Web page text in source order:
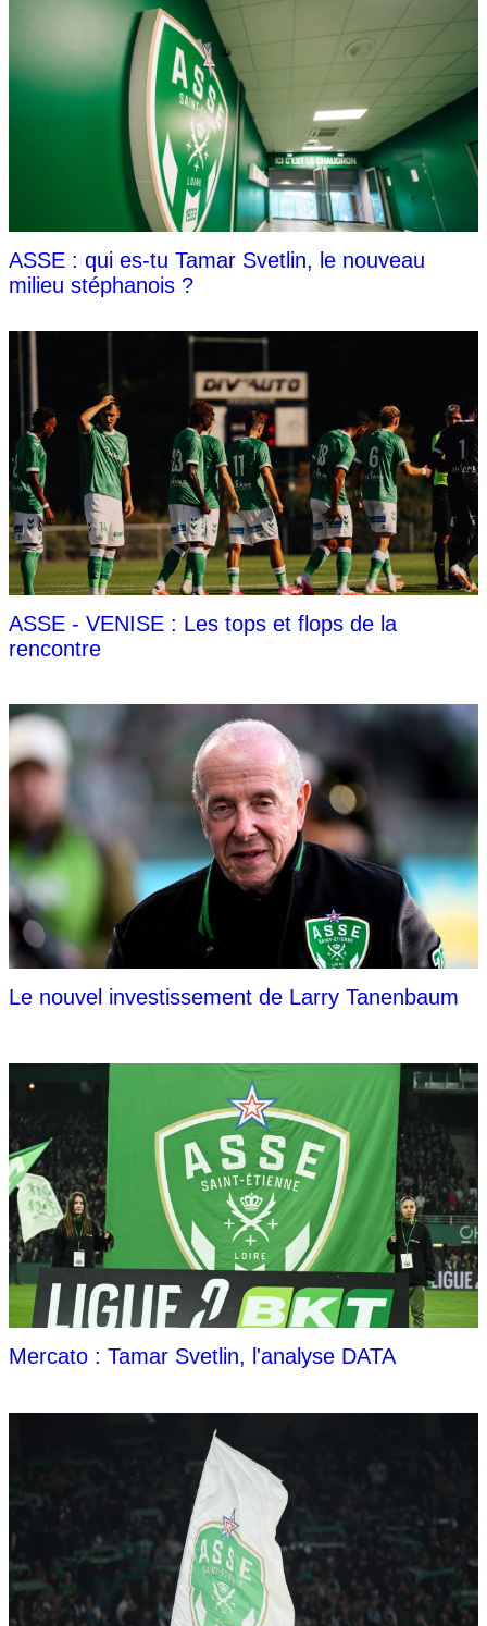
ASSE : qui es-tu Tamar Svetlin, le nouveau
milieu stéphanois ?
ASSE - VENISE : Les tops et flops de la
rencontre
Le nouvel investissement de Larry Tanenbaum
Mercato : Tamar Svetlin, l'analyse DATA